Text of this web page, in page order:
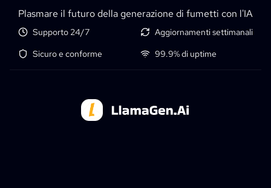
Plasmare il futuro della generazione di fumetti con l'IA
Supporto 24/7
Aggiornamenti settimanali
Sicuro e conforme
99.9% di uptime